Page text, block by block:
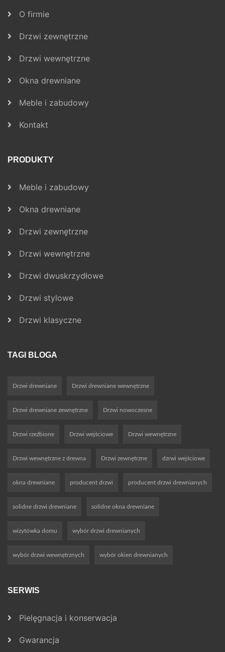
O firmie
Drzwi zewnętrzne
Drzwi wewnętrzne
Okna drewniane
Meble i zabudowy
Kontakt
PRODUKTY
Meble i zabudowy
Okna drewniane
Drzwi zewnętrzne
Drzwi wewnętrzne
Drzwi dwuskrzydłowe
Drzwi stylowe
Drzwi klasyczne
TAGI BLOGA
Drzwi drewniane Drzwi drewniane wewnętrzne
Drzwi drewniane zewnętrzne Drzwi nowoczesne
Drzwi rzeźbione Drzwi wejściowe Drzwi wewnętrzne
Drzwi wewnętrzne z drewna Drzwi zewnętrzne dzrwi wejściowe
okna drewniane producent drzwi producent drzwi drewnianych
solidne drzwi drewniane solidne okna drewniane
wizytówka domu wybór drzwi drewnianych
wybór drzwi wewnętrznych wybór okien drewnianych
SERWIS
Pielęgnacja i konserwacja
Gwarancja